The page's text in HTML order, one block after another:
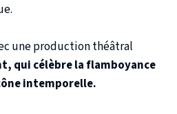
une production théâtral
qui célèbre la flamboyance
intemporelle.